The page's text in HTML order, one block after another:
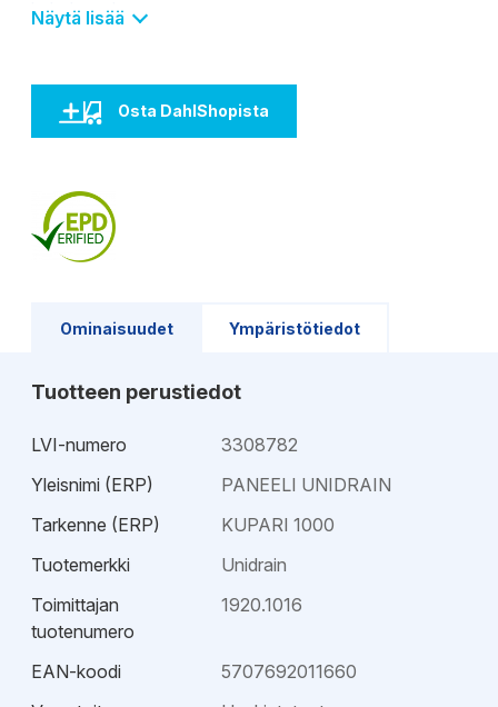
kehyksen kanssa.
Näytä lisää
Osta DahlShopista
Ominaisuudet Ympäristötiedot
Tuotteen perustiedot
LVI-numero
3308782
Yleisnimi (ERP)
PANEELI UNIDRAIN
Tarkenne (ERP)
KUPARI 1000
Tuotemerkki
Unidrain
Toimittajan
tuotenumero
1920.1016
EAN-koodi
5707692011660